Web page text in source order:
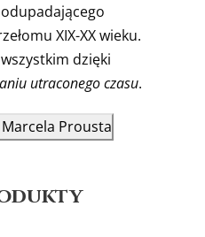
XIX-XX wieku.
dzięki
utraconego czasu.
Prousta